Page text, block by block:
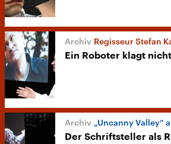
Regisseur Stefan Kaegi
Ein Roboter klagt
„Uncanny Valley“ an den
Der Schriftsteller als